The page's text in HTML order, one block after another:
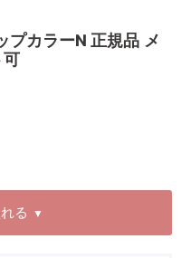
プカラーN 正規品 メ
る ▼